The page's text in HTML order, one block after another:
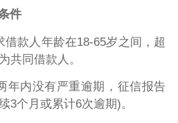
件
款人年龄在18-65岁之间，超
共同借款人。
年内没有严重逾期，征信报告
3个月或累计6次逾期)。